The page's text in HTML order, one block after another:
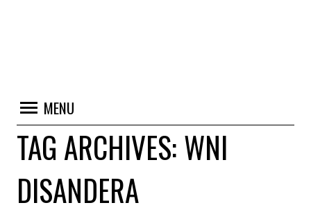
MENU
TAG ARCHIVES:WNI
DISANDERA